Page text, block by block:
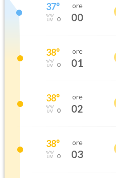
37°
0
ore
00
38°
0
ore
01
38°
0
ore
02
38°
0
ore
03